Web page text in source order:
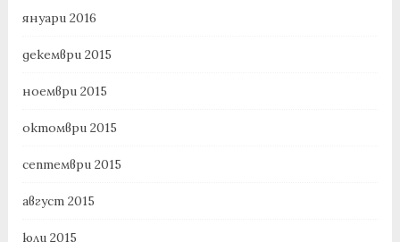
януари 2016
декември 2015
ноември 2015
октомври 2015
септември 2015
август 2015
юли 2015